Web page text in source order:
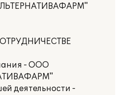
- ООО
деятельности -